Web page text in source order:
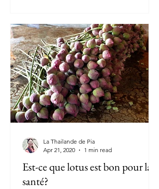
Est-ce que lotus est bon pour la
santé?
La Thailande de Pia
Apr 21, 2020
1 min read